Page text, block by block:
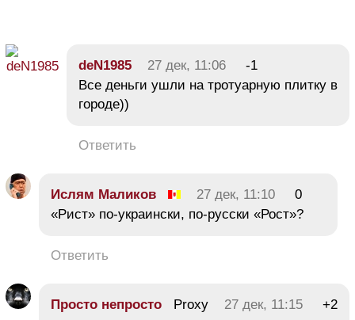
deN1985 27 дек, 11:06
-1
Все деньги ушли на тротуарную плитку в
городе))
Ответить
Ислям Маликов 27 дек, 11:10
0
«Рист» по-украински, по-русски «Рост»?
Ответить
Просто непросто Proxy 27 дек, 11:15 +2